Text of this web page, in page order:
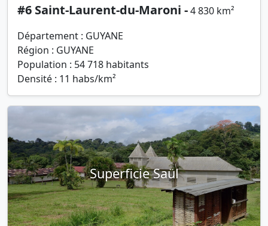
#6 Saint-Laurent-du-Maroni -4 830 km²
Département : GUYANE
Région : GUYANE
Population : 54 718 habitants
Densité : 11 habs/km²
Superficie Saül